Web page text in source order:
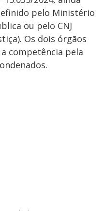
pelo Ministério
ou pelo CNJ
Os dois órgãos
competência pela